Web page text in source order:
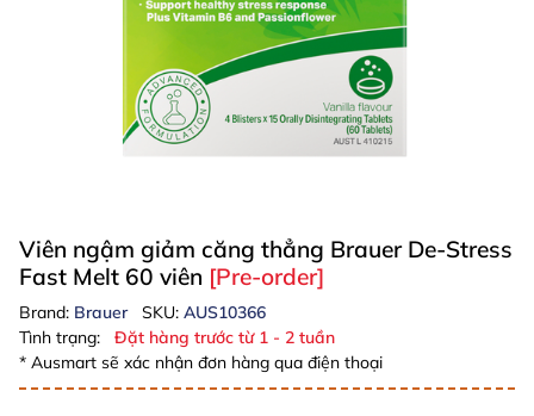
Viên ngậm giảm căng thẳng Brauer De-Stress
Fast Melt 60 viên [Pre-order]
Brand: Brauer SKU: AUS10366
Tình trạng:
Đặt hàng trước từ 1 - 2 tuần
* Ausmart sẽ xác nhận đơn hàng qua điện thoại